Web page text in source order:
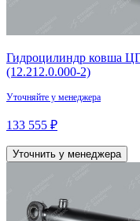
Гидроцилиндр ковша
(12.212.0.000-2)
Уточняйте у менеджера
133 555 ₽
Уточнить у менеджера